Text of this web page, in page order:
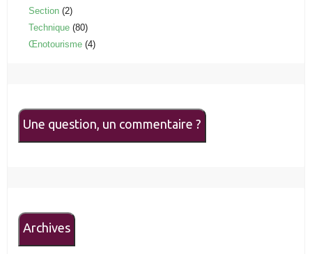
Section (2)
Technique (80)
Œnotourisme (4)
Une question, un commentaire ?
Archives